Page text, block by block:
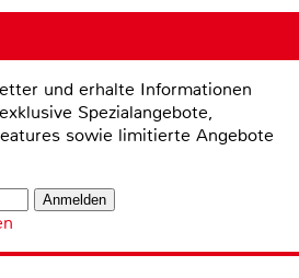
und erhalte Informationen
Spezialangebote,
sowie limitierte Angebote